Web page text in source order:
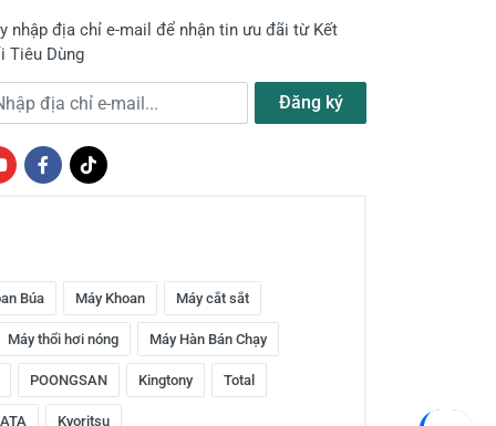
nhập địa chỉ e-mail để nhận tin ưu đãi từ Kết
Tiêu Dùng
chỉ e-mail Đăng ký
Búa Máy Khoan Máy cắt sắt
Máy thổi hơi nóng Máy Hàn Bán Chạy
POONGSAN Kingtony Total
Kyoritsu